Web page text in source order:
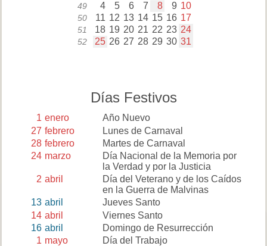
49 4 5 6 7 8 9 10
50 11 12 13 14 15 16 17
51 18 19 20 21 22 23 24
52 25 26 27 28 29 30 31
Días Festivos
1 enero
Año Nuevo
27 febrero
Lunes de Carnaval
28 febrero
Martes de Carnaval
24 marzo
Día Nacional de la Memoria por
la Verdad y por la Justicia
2 abril
Día del Veterano y de los Caídos
en la Guerra de Malvinas
13 abril
Jueves Santo
14 abril
Viernes Santo
16 abril
Domingo de Resurrección
1 mayo
Día del Trabajo